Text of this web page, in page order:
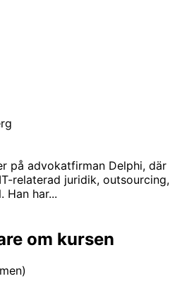
på advokatfirman Delphi, där
relaterad juridik, outsourcing,
Han har...
om kursen